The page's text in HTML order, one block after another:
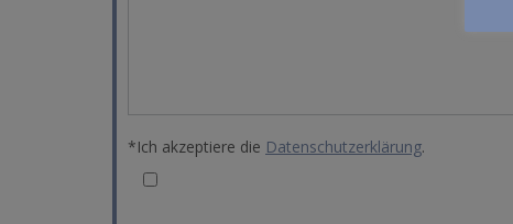
*Ich akzeptiere die Datenschutzerklärung.